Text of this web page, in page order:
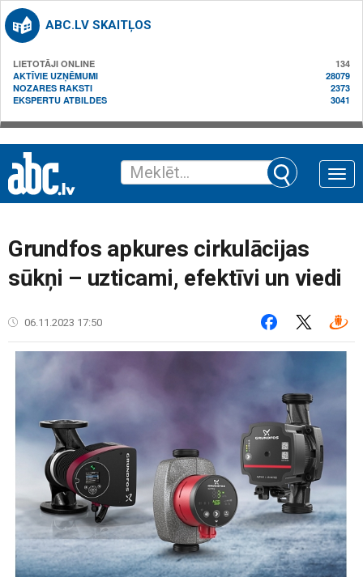
ABC.LV SKAITĻOS
LIETOTĀJI ONLINE
134
AKTĪVIE UZŅĒMUMI
28079
NOZARES RAKSTI
2373
EKSPERTU ATBILDES
3041
Toggle
Grundfos apkures cirkulācijas
sūkņi – uzticami, efektīvi un viedi
06.11.2023 17:50